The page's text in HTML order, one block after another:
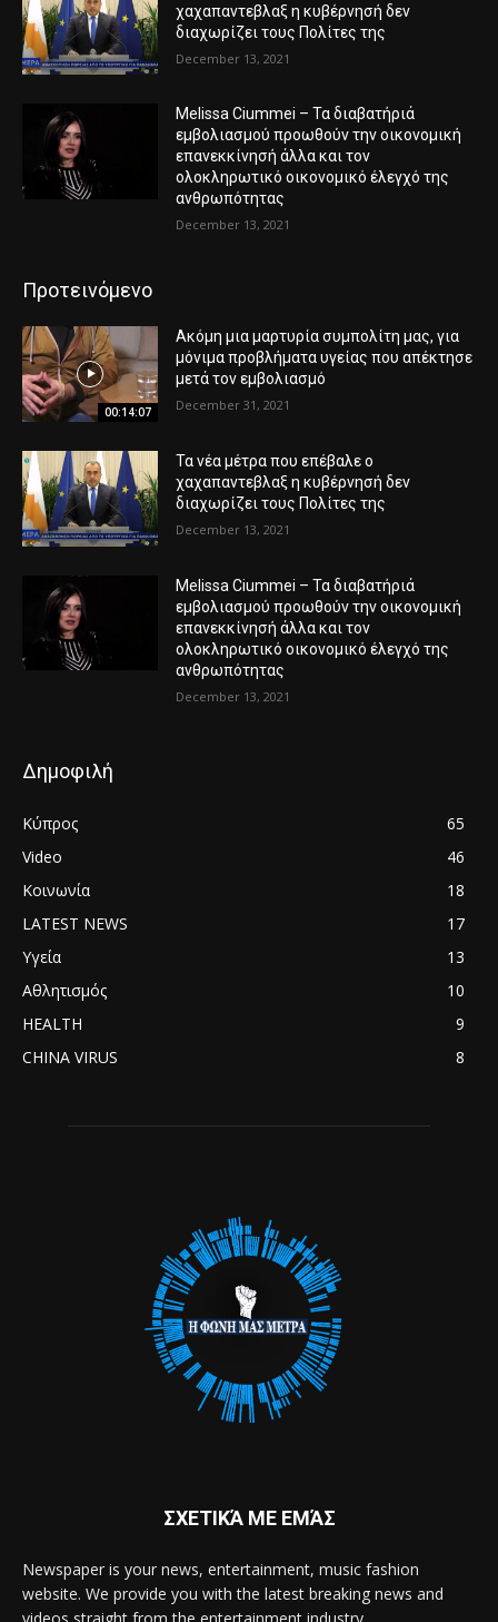
χαχαπαντεβλαξ η κυβέρνησή δεν
διαχωρίζει τους Πολίτες της
December 13, 2021
Melissa Ciummei – Τα διαβατήριά
εμβολιασμού προωθούν την οικονομική
επανεκκίνησή άλλα και τον
ολοκληρωτικό οικονομικό έλεγχό της
ανθρωπότητας
December 13, 2021
Προτεινόμενο
00:14:07
Ακόμη μια μαρτυρία συμπολίτη μας, για
μόνιμα προβλήματα υγείας που απέκτησε
μετά τον εμβολιασμό
December 31, 2021
Τα νέα μέτρα που επέβαλε ο
χαχαπαντεβλαξ η κυβέρνησή δεν
διαχωρίζει τους Πολίτες της
December 13, 2021
Melissa Ciummei – Τα διαβατήριά
εμβολιασμού προωθούν την οικονομική
επανεκκίνησή άλλα και τον
ολοκληρωτικό οικονομικό έλεγχό της
ανθρωπότητας
December 13, 2021
Δημοφιλή
Κύπρος
65
Video
46
Κοινωνία
18
LATEST NEWS
17
Υγεία
13
Αθλητισμός
10
HEALTH
9
CHINA VIRUS
8
ΣΧΕΤΙΚΆ ΜΕ ΕΜΆΣ
Newspaper is your news, entertainment, music fashion
website. We provide you with the latest breaking news and